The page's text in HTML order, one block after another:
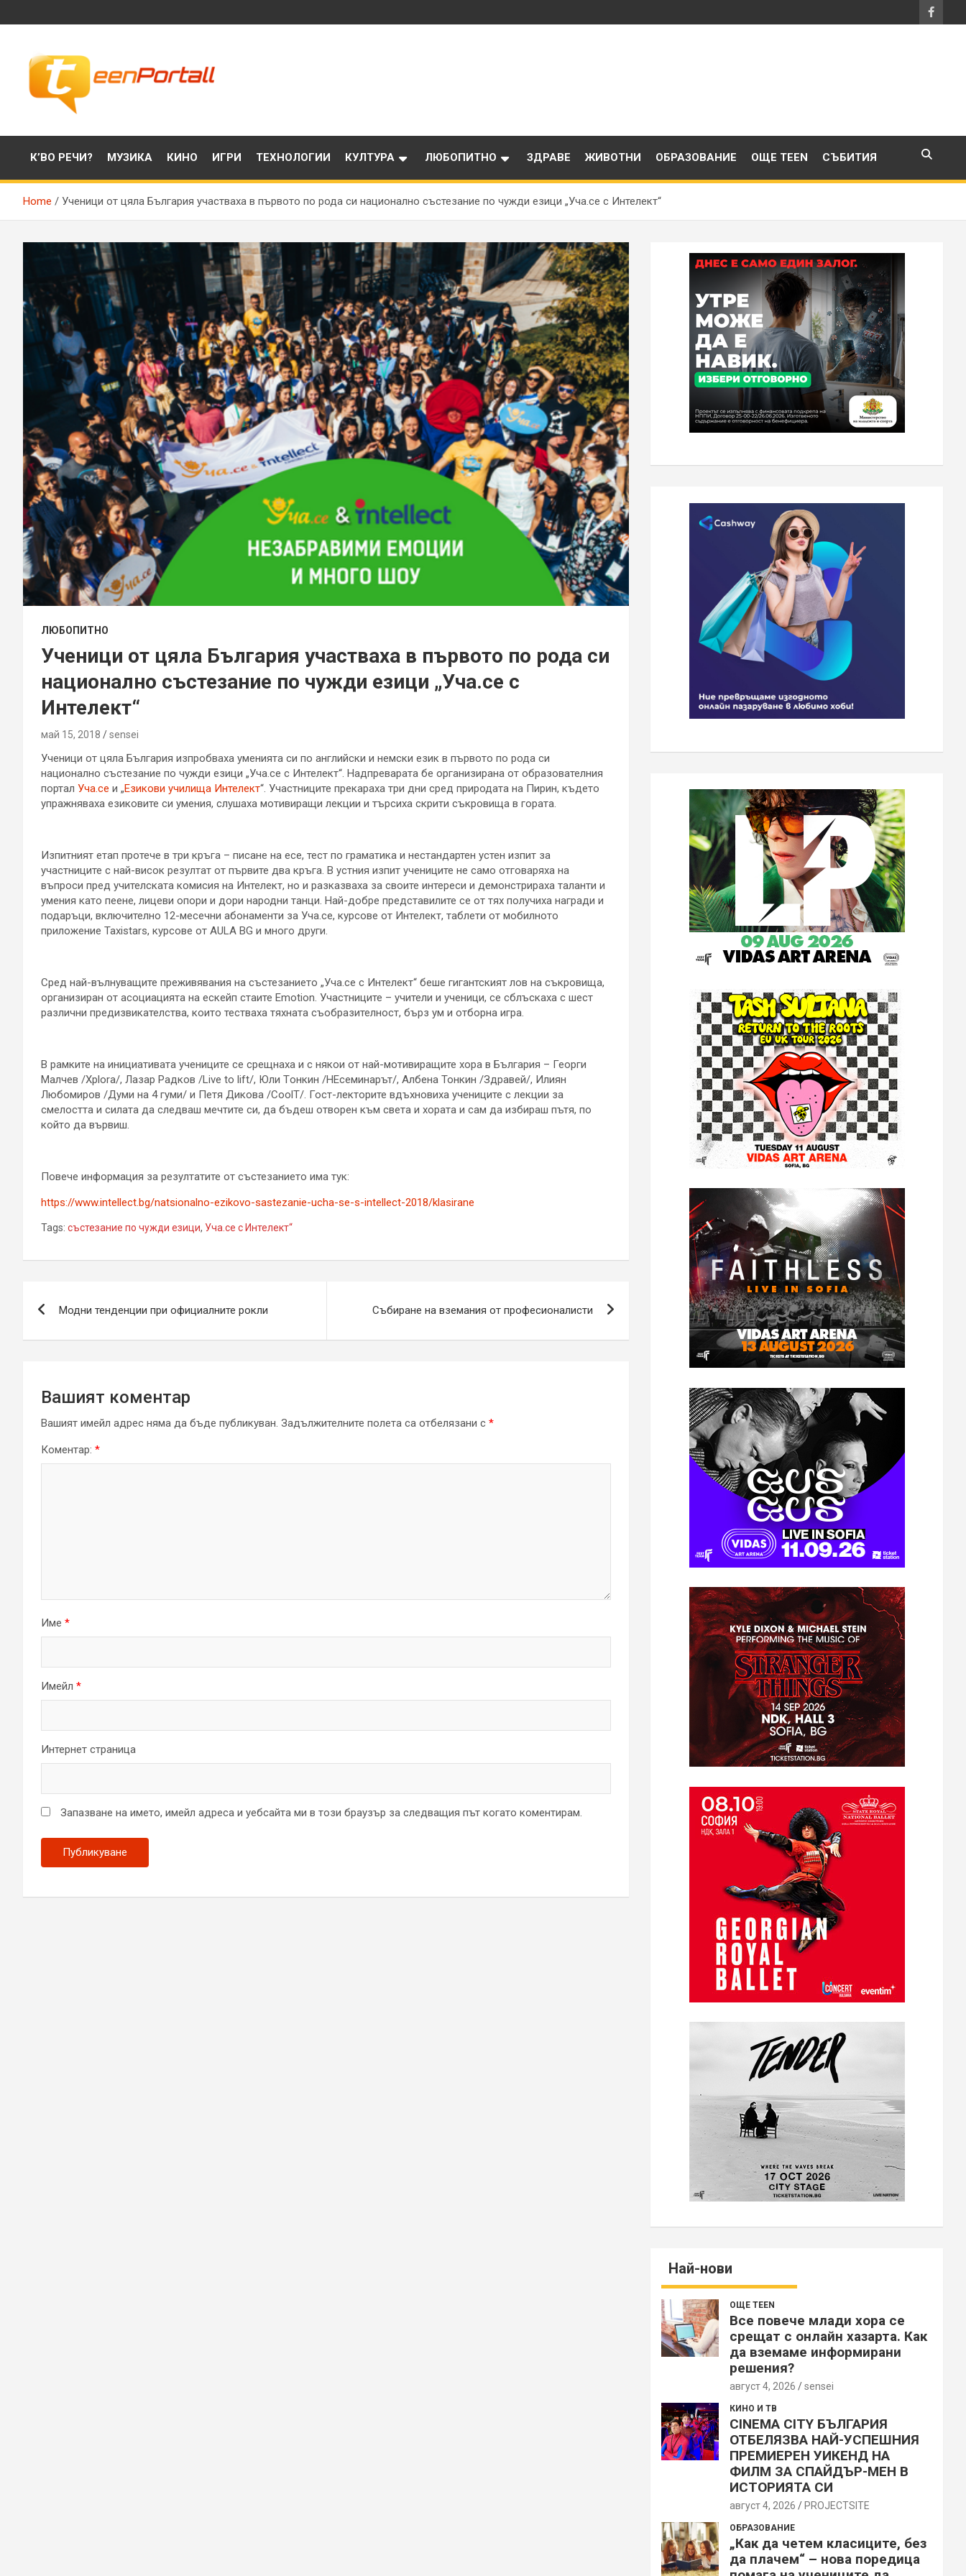
to
TeenPortall
К’ВО РЕЧИ? МУЗИКА КИНО ИГРИ ТЕХНОЛОГИИ КУЛТУРА ЛЮБОПИТНО ЗДРАВЕ ЖИВОТНИ ОБРАЗОВАНИЕ ОЩЕ TEEN СЪБИТИЯ
Home Ученици от цяла България участваха в първото по рода си национално състезание по чужди езици „Уча.се с Интелект“
ЛЮБОПИТНО
Ученици от цяла България участваха в първото по рода си
национално състезание по чужди езици „Уча.се с
Интелект“
май 15, 2018 sensei
Ученици от цяла България изпробваха уменията си по английски и немски език в първото по рода си
национално състезание по чужди езици „Уча.се с Интелект“. Надпреварата бе организирана от образователния
портал Уча.се и „Езикови училища Интелект“. Участниците прекараха три дни сред природата на Пирин, където
упражняваха езиковите си умения, слушаха мотивиращи лекции и търсиха скрити съкровища в гората.
Изпитният етап протече в три кръга – писане на есе, тест по граматика и нестандартен устен изпит за
участниците с най-висок резултат от първите два кръга. В устния изпит учениците не само отговаряха на
въпроси пред учителската комисия на Интелект, но и разказваха за своите интереси и демонстрираха таланти и
умения като пеене, лицеви опори и дори народни танци. Най-добре представилите се от тях получиха награди и
подаръци, включително 12-месечни абонаменти за Уча.се, курсове от Интелект, таблети от мобилното
приложение Taxistars, курсове от AULA BG и много други.
Сред най-вълнуващите преживявания на състезанието „Уча.се с Интелект“ беше гигантският лов на съкровища,
организиран от асоциацията на ескейп стаите Emotion. Участниците – учители и ученици, се сблъскаха с шест
различни предизвикателства, които тестваха тяхната съобразителност, бърз ум и отборна игра.
В рамките на инициативата учениците се срещнаха и с някои от най-мотивиращите хора в България – Георги
Малчев /Xplora/, Лазар Радков /Live to lift/, Юли Tонкин /НЕсеминарът/, Албена Тонкин /Здравей/, Илиян
Любомиров /Думи на 4 гуми/ и Петя Дикова /CoolT/. Гост-лекторите вдъхновиха учениците с лекции за
смелостта и силата да следваш мечтите си, да бъдеш отворен към света и хората и сам да избираш пътя, по
който да вървиш.
Повече информация за резултатите от състезанието има тук:
https://www.intellect.bg/natsionalno-ezikovo-sastezanie-ucha-se-s-intellect-2018/klasirane
Tags: състезание по чужди езици, Уча.се с Интелект“
Модни тенденции при официалните рокли Събиране на вземания от професионалисти
Вашият коментар
Вашият имейл адрес няма да бъде публикуван. Задължителните полета са отбелязани с *
Коментар: *
Име *
Имейл *
Интернет страница
Запазване на името, имейл адреса и уебсайта ми в този браузър за следващия път когато коментирам.
Най-нови
ОЩЕ TEEN
Все повече млади хора се
срещат с онлайн хазарта. Как
да вземаме информирани
решения?
август 4, 2026 sensei
КИНО И ТВ
CINEMA CITY БЪЛГАРИЯ
ОТБЕЛЯЗВА НАЙ-УСПЕШНИЯ
ПРЕМИЕРЕН УИКЕНД НА
ФИЛМ ЗА СПАЙДЪР-МЕН В
ИСТОРИЯТА СИ
август 4, 2026 PROJECTSITЕ
ОБРАЗОВАНИЕ
„Как да четем класиците, без
да плачем“ – нова поредица